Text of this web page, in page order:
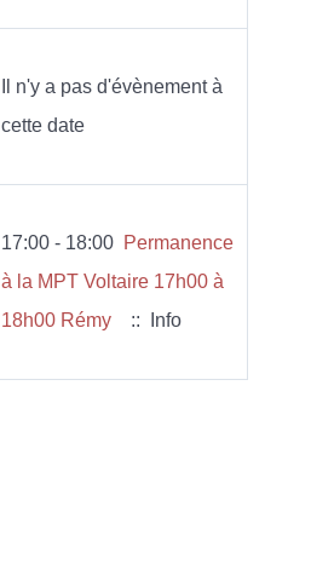
Il n'y a pas d'évènement à
cette date
17:00 - 18:00 Permanence
à la MPT Voltaire 17h00 à
18h00 Rémy
:: Info